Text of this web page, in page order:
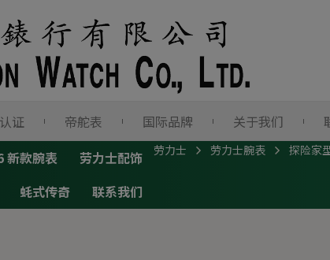
证 帝舵表 国际品牌 关于我们
新款腕表
劳力士配饰
蚝式传奇 联系我们
劳力士 劳力士腕表 探险家